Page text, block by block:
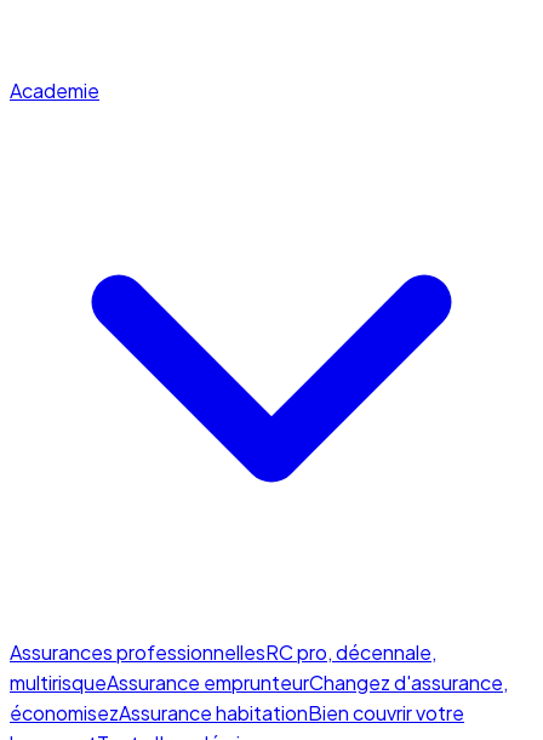
Academie
Assurances professionnellesRC pro, décennale,
multirisqueAssurance emprunteurChangez d'assurance,
économisezAssurance habitationBien couvrir votre